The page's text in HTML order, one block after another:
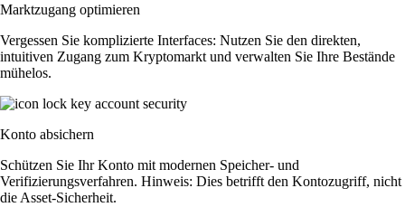
Marktzugang optimieren
Vergessen Sie komplizierte Interfaces: Nutzen Sie den direkten,
intuitiven Zugang zum Kryptomarkt und verwalten Sie Ihre Bestände
mühelos.
Konto absichern
Schützen Sie Ihr Konto mit modernen Speicher- und
Verifizierungsverfahren. Hinweis: Dies betrifft den Kontozugriff, nicht
die Asset-Sicherheit.